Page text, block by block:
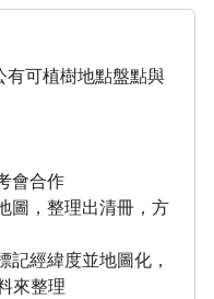
有可植樹地點盤點與
會合作
圖，整理出清冊，方
記經緯度並地圖化，
來整理